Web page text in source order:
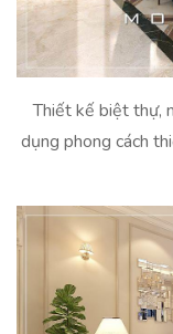
Thiết kế biệt thự,
dụng phong cách